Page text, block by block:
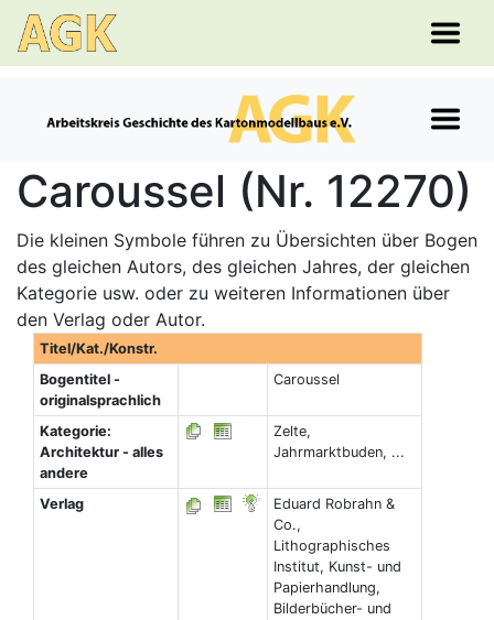
Caroussel (Nr. 12270)
Die kleinen Symbole führen zu Übersichten über Bogen
des gleichen Autors, des gleichen Jahres, der gleichen
Kategorie usw. oder zu weiteren Informationen über
den Verlag oder Autor.
Titel/Kat./Konstr.
Bogentitel -
originalsprachlich
Caroussel
Kategorie:
Architektur - alles
andere
Zelte,
Jahrmarktbuden, ...
Verlag
Eduard Robrahn &
Co.,
Lithographisches
Institut, Kunst- und
Papierhandlung,
Bilderbücher- und